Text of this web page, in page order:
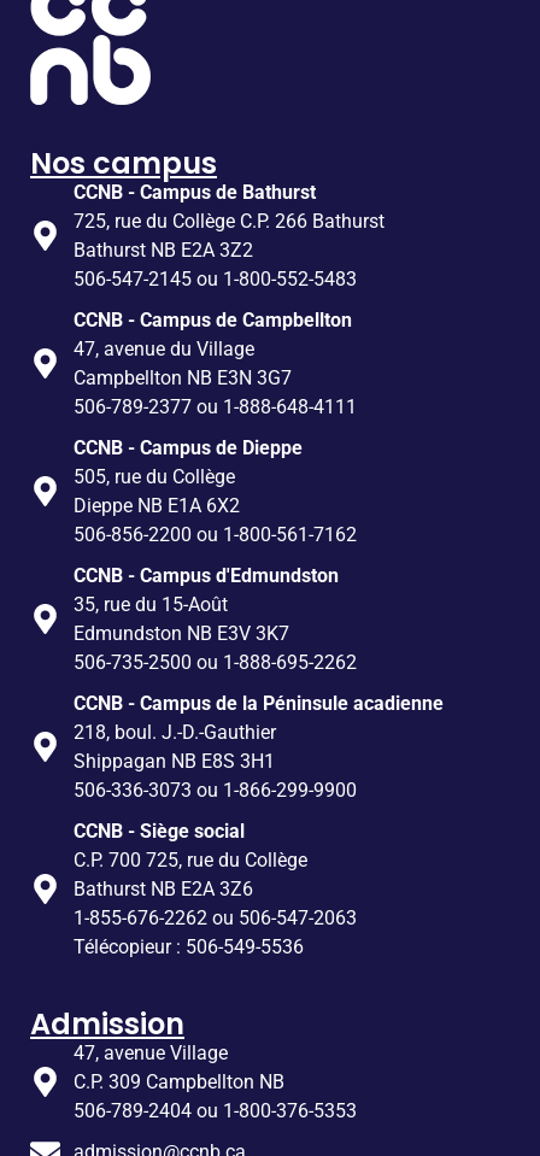
Nos campus
CCNB - Campus de Bathurst
725, rue du Collège C.P. 266 Bathurst
Bathurst NB E2A 3Z2
506-547-2145 ou 1-800-552-5483
CCNB - Campus de Campbellton
47, avenue du Village
Campbellton NB E3N 3G7
506-789-2377 ou 1-888-648-4111
CCNB - Campus de Dieppe
505, rue du Collège
Dieppe NB E1A 6X2
506-856-2200 ou 1-800-561-7162
CCNB - Campus d'Edmundston
35, rue du 15-Août
Edmundston NB E3V 3K7
506-735-2500 ou 1-888-695-2262
CCNB - Campus de la Péninsule acadienne
218, boul. J.-D.-Gauthier
Shippagan NB E8S 3H1
506-336-3073 ou 1-866-299-9900
CCNB - Siège social
C.P. 700 725, rue du Collège
Bathurst NB E2A 3Z6
1-855-676-2262 ou 506-547-2063
Télécopieur : 506-549-5536
Admission
47, avenue Village
C.P. 309 Campbellton NB
506-789-2404 ou 1-800-376-5353